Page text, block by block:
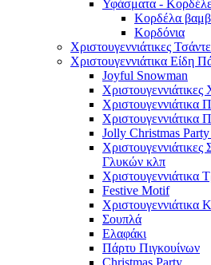
Υφάσματα -
Κορδέλα
Κορδόνια
Χριστουγεννιάτικες
Χριστουγεννιάτικα Είδη
Joyful Snowman
Χριστουγεννιάτικες
Χριστουγεννιάτικα
Χριστουγεννιάτικα
Jolly Christmas
Γλυκών κλπ
Χριστουγεννιάτικα
Festive Motif
Χριστουγεννιάτικα
Σουπλά
Ελαφάκι
Πάρτυ Πιγκουίνων